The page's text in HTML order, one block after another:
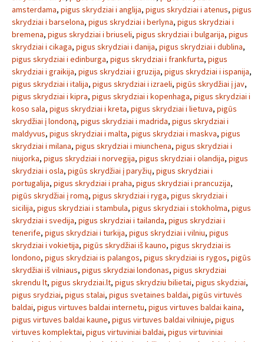
amsterdama, pigus skrydziai i anglija, pigus skrydziai i atenus, pigus
skrydziai i barselona, pigus skrydziai i berlyna, pigus skrydziai i
bremena, pigus skrydziai i briuseli, pigus skrydziai i bulgarija, pigus
skrydziai i cikaga, pigus skrydziai i danija, pigus skrydziai i dublina,
pigus skrydziai i edinburga, pigus skrydziai i frankfurta, pigus
skrydziai i graikija, pigus skrydziai i gruzija, pigus skrydziai i ispanija,
pigus skrydziai i italija, pigus skrydziai i izraeli, pigūs skrydžiai į jav,
pigus skrydziai i kipra, pigus skrydziai i kopenhaga, pigus skrydziai i
koso sala, pigus skrydziai i kreta, pigus skrydziai i lietuva, pigūs
skrydžiai į londoną, pigus skrydziai i madrida, pigus skrydziai i
maldyvus, pigus skrydziai i malta, pigus skrydziai i maskva, pigus
skrydziai i milana, pigus skrydziai i miunchena, pigus skrydziai i
niujorka, pigus skrydziai i norvegija, pigus skrydziai i olandija, pigus
skrydziai i osla, pigūs skrydžiai į paryžių, pigus skrydziai i
portugalija, pigus skrydziai i praha, pigus skrydziai i prancuzija,
pigūs skrydžiai į romą, pigus skrydziai i ryga, pigus skrydziai i
sicilija, pigus skrydziai i stambula, pigus skrydziai i stokholma, pigus
skrydziai i svedija, pigus skrydziai i tailanda, pigus skrydziai i
tenerife, pigus skrydziai i turkija, pigus skrydziai i vilniu, pigus
skrydziai i vokietija, pigūs skrydžiai iš kauno, pigus skrydziai is
londono, pigus skrydziai is palangos, pigus skrydziai is rygos, pigūs
skrydžiai iš vilniaus, pigus skrydziai londonas, pigus skrydziai
skrendu lt, pigus skrydziai.lt, pigus skrydziu bilietai, pigus skydziai,
pigus srydziai, pigus stalai, pigus svetaines baldai, pigūs virtuvės
baldai, pigus virtuves baldai internetu, pigus virtuves baldai kaina,
pigus virtuves baldai kaune, pigus virtuves baldai vilniuje, pigus
virtuves komplektai, pigus virtuviniai baldai, pigus virtuviniai